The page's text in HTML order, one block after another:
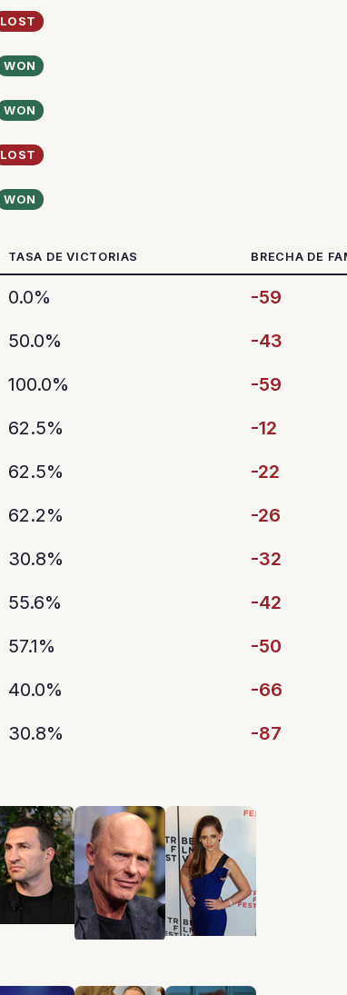
LOST
WON
WON
LOST
WON
TASA DE VICTORIAS BRECHA DE
0.0%
-59
50.0%
-43
100.0%
-59
62.5%
-12
62.5%
-22
62.2%
-26
30.8%
-32
55.6%
-42
57.1%
-50
40.0%
-66
30.8% -87